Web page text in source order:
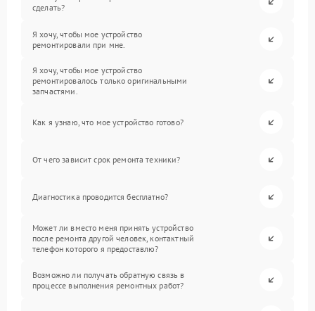
сделать?
Я хочу, чтобы мое устройство
ремонтировали при мне.
Я хочу, чтобы мое устройство
ремонтировалось только оригинальными
запчастями.
Как я узнаю, что мое устройство готово?
От чего зависит срок ремонта техники?
Диагностика проводится бесплатно?
Может ли вместо меня принять устройство
после ремонта другой человек, контактный
телефон которого я предоставлю?
Возможно ли получать обратную связь в
процессе выполнения ремонтных работ?